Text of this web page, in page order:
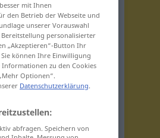
mit Ihnen
den Betrieb der Webseite und
unserer Vorauswahl
personalisierter
„Akzeptieren“-Button Ihr
können Ihre Einwilligung
zu den Cookies
Optionen“.
Datenschutzerklärung.
abfragen. Speichern von